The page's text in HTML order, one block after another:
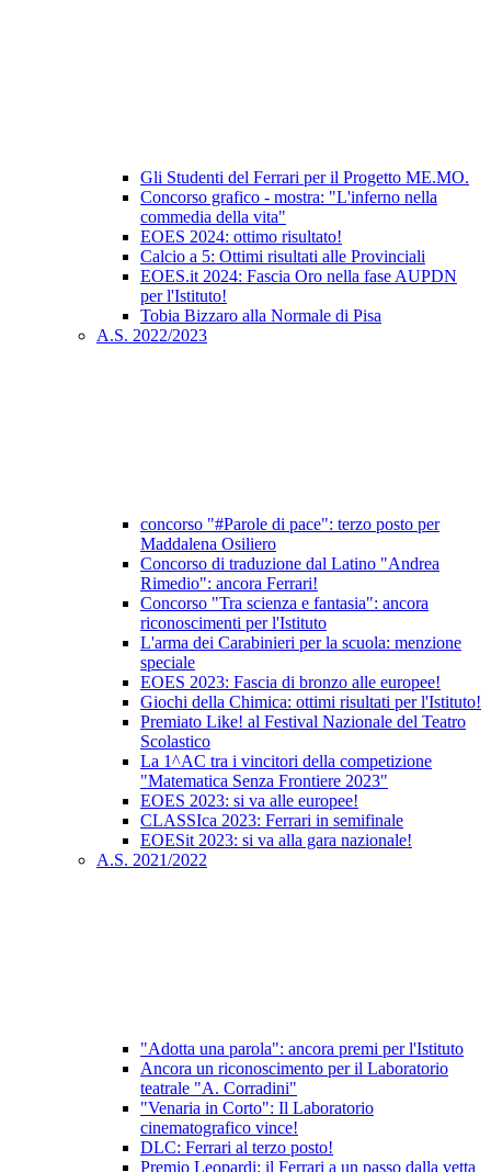
Gli Studenti del Ferrari per il Progetto ME.MO.
Concorso grafico - mostra: "L'inferno nella
commedia della vita"
EOES 2024: ottimo risultato!
Calcio a 5: Ottimi risultati alle Provinciali
EOES.it 2024: Fascia Oro nella fase AUPDN
per l'Istituto!
Tobia Bizzaro alla Normale di Pisa
A.S. 2022/2023
concorso "#Parole di pace": terzo posto per
Maddalena Osiliero
Concorso di traduzione dal Latino "Andrea
Rimedio": ancora Ferrari!
Concorso "Tra scienza e fantasia": ancora
riconoscimenti per l'Istituto
L'arma dei Carabinieri per la scuola: menzione
speciale
EOES 2023: Fascia di bronzo alle europee!
Giochi della Chimica: ottimi risultati per l'Istituto!
Premiato Like! al Festival Nazionale del Teatro
Scolastico
La 1^AC tra i vincitori della competizione
"Matematica Senza Frontiere 2023"
EOES 2023: si va alle europee!
CLASSIca 2023: Ferrari in semifinale
EOESit 2023: si va alla gara nazionale!
A.S. 2021/2022
"Adotta una parola": ancora premi per l'Istituto
Ancora un riconoscimento per il Laboratorio
teatrale "A. Corradini"
"Venaria in Corto": Il Laboratorio
cinematografico vince!
DLC: Ferrari al terzo posto!
Premio Leopardi: il Ferrari a un passo dalla vetta